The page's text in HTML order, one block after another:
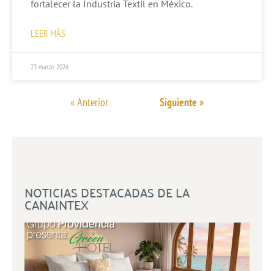
fortalecer la Industria Textil en México.
LEER MÁS
23 marzo, 2026
« Anterior Siguiente »
NOTICIAS DESTACADAS DE LA
CANAINTEX